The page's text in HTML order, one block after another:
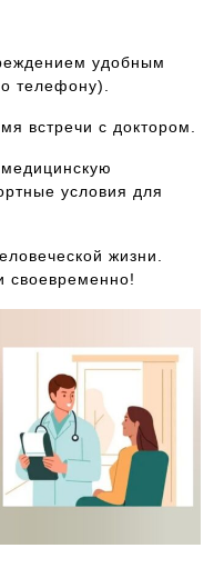
удобным
телефону).
встречи с доктором.
условия для
жизни.
своевременно!